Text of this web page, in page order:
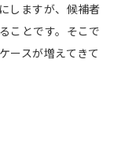
しますが、候補者
ことです。そこで
ースが増えてきて